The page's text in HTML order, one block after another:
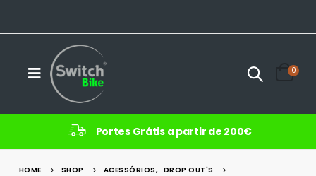
0
Portes Grátis a partir de 200€
HOME SHOP ACESSÓRIOS, DROP OUT'S